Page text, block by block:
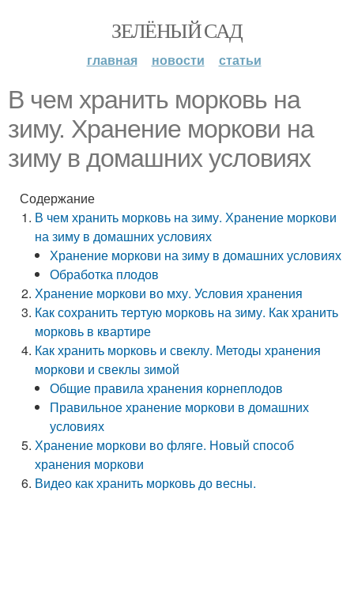
ЗЕЛЁНЫЙ САД
главная новости статьи
В чем хранить морковь на
зиму. Хранение моркови на
зиму в домашних условиях
Содержание
В чем хранить морковь на зиму. Хранение моркови
на зиму в домашних условиях
Хранение моркови на зиму в домашних условиях
Обработка плодов
Хранение моркови во мху. Условия хранения
Как сохранить тертую морковь на зиму. Как хранить
морковь в квартире
Как хранить морковь и свеклу. Методы хранения
моркови и свеклы зимой
Общие правила хранения корнеплодов
Правильное хранение моркови в домашних
условиях
Хранение моркови во фляге. Новый способ
хранения моркови
Видео как хранить морковь до весны.